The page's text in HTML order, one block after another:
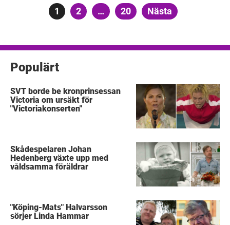
Sidnumrering
Sida
1 Sida
2 … Sida
20 Nästa
Populärt
SVT borde be kronprinsessan
Victoria om ursäkt för
"Victoriakonserten"
Skådespelaren Johan
Hedenberg växte upp med
våldsamma föräldrar
"Köping-Mats" Halvarsson
sörjer Linda Hammar